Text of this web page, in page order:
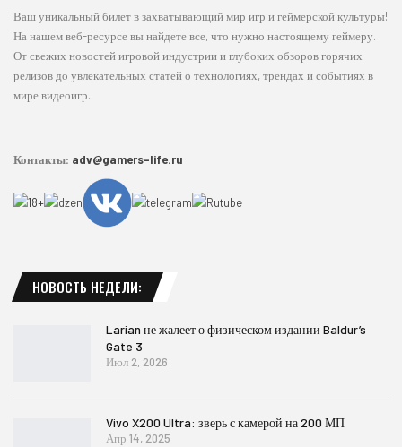
Ваш уникальный билет в захватывающий мир игр и геймерской культуры!
На нашем веб-ресурсе вы найдете все, что нужно настоящему геймеру.
От свежих новостей игровой индустрии и глубоких обзоров горячих
релизов до увлекательных статей о технологиях, трендах и событиях в
мире видеоигр.
Контакты: adv@gamers-life.ru
НОВОСТЬ НЕДЕЛИ:
Larian не жалеет о физическом издании Baldur’s
Gate 3
Июл 2, 2026
Vivo X200 Ultra: зверь с камерой на 200 МП
Апр 14, 2025